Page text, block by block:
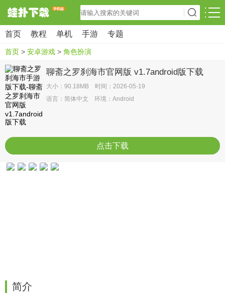
首页 教程 单机 手游 专题
首页 > 安卓游戏 > 角色扮演
聊斋之罗刹海市官网版 v1.7android版下载
大小：90.18MB 时间：2026-05-19
语言：简体中文 环境：Android
点击下载
简介